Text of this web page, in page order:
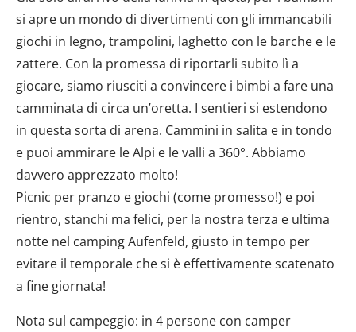
si apre un mondo di divertimenti con gli immancabili
giochi in legno, trampolini, laghetto con le barche e le
zattere. Con la promessa di riportarli subito lì a
giocare, siamo riusciti a convincere i bimbi a fare una
camminata di circa un’oretta. I sentieri si estendono
in questa sorta di arena. Cammini in salita e in tondo
e puoi ammirare le Alpi e le valli a 360°. Abbiamo
davvero apprezzato molto!
Picnic per pranzo e giochi (come promesso!) e poi
rientro, stanchi ma felici, per la nostra terza e ultima
notte nel camping Aufenfeld, giusto in tempo per
evitare il temporale che si è effettivamente scatenato
a fine giornata!
Nota sul campeggio: in 4 persone con camper